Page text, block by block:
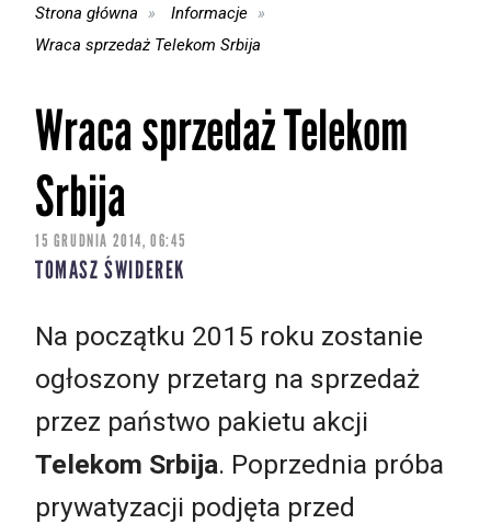
Strona główna
Informacje
Wraca sprzedaż Telekom Srbija
Wraca sprzedaż Telekom
Srbija
15 GRUDNIA 2014, 06:45
TOMASZ ŚWIDEREK
Na początku 2015 roku zostanie
ogłoszony przetarg na sprzedaż
przez państwo pakietu akcji
Telekom Srbija. Poprzednia próba
prywatyzacji podjęta przed